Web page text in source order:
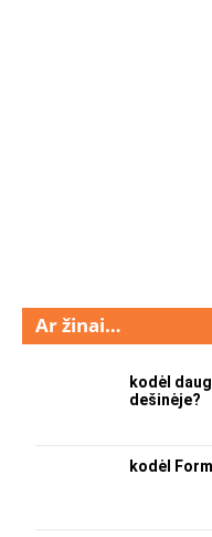
Ar žinai…
kodėl
dešinėje?
kodėl